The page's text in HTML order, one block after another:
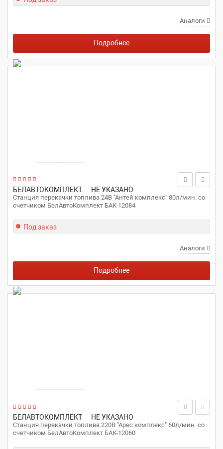
Аналоги
Подробнее
БЕЛАВТОКОМПЛЕКТ НЕ УКАЗАНО
Станция перекачки топлива 24В "Антей комплекс" 80л/мин. со
счетчиком БелАвтоКомплект БАК-12084
Под заказ
Аналоги
Подробнее
БЕЛАВТОКОМПЛЕКТ НЕ УКАЗАНО
Станция перекачки топлива 220В "Арес комплекс" 60л/мин. со
счетчиком БелАвтоКомплект БАК-12060